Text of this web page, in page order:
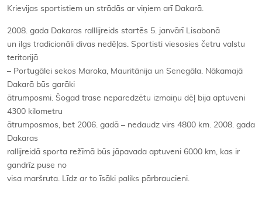
Krievijas sportistiem un strādās ar viņiem arī Dakarā.
2008. gada Dakaras ralllijreids startēs 5. janvārī Lisabonā
un ilgs tradicionāli divas nedēļas. Sportisti viesosies četru valstu
teritorijā
– Portugālei sekos Maroka, Mauritānija un Senegāla. Nākamajā
Dakarā būs garāki
ātrumposmi. Šogad trase neparedzētu izmaiņu dēļ bija aptuveni
4300 kilometru
ātrumposmos, bet 2006. gadā – nedaudz virs 4800 km. 2008. gada
Dakaras
rallijreidā sporta režīmā būs jāpavada aptuveni 6000 km, kas ir
gandrīz puse no
visa maršruta. Līdz ar to īsāki paliks pārbraucieni.